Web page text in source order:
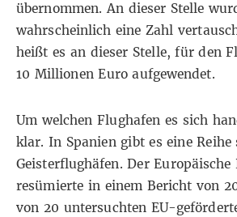
übernommen. An dieser Stelle
wahrscheinlich eine Zahl
heißt es an dieser Stelle, für den
10 Millionen Euro aufgewendet.
Um welchen Flughafen es sich
klar. In Spanien gibt es eine Reihe
Geisterflughäfen. Der Europäische
resümierte in einem Bericht von
von 20 untersuchten EU-